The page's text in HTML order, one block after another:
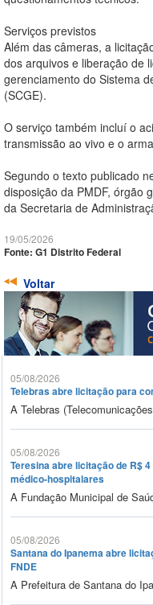
Serviços previstos
Além das câmeras, a
dos arquivos e liberação de
gerenciamento do Sistema
(SCGE).
O serviço também incluí o
transmissão ao vivo e o
Segundo o texto publicado
disposição da PMDF, órgão
da Secretaria de
19/05/2026
Fonte: G1 Distrito Federal
Voltar
05/08/2026
Telebras abre licitação para
A Telebras
05/08/2026
Teresina abre licitação de R$
médico-hospitalares
A Fundação Municipal de
05/08/2026
Santana do Ipanema abre
FNDE
A Prefeitura de Santana do